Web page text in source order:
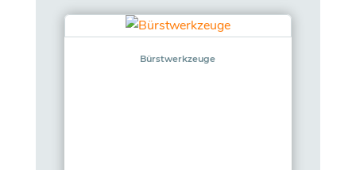
Bürstwerkzeuge